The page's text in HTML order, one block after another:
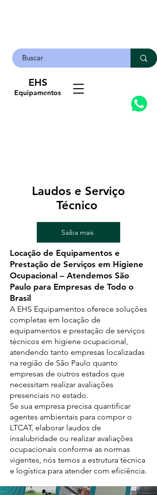
EHS
Equipamentos
Laudos e Serviço
Técnico
Saiba mais
Locação de Equipamentos e
Prestação de Serviços em Higiene
Ocupacional – Atendemos São
Paulo para Empresas de Todo o
Brasil
A EHS Equipamentos oferece soluções
completas em locação de
equipamentos e prestação de serviços
técnicos em higiene ocupacional,
atendendo tanto empresas localizadas
na região de São Paulo quanto
empresas de outros estados que
necessitam realizar avaliações
presenciais no estado.
Se sua empresa precisa quantificar
agentes ambientais para compor o
LTCAT, elaborar laudos de
insalubridade ou realizar avaliações
ocupacionais conforme as normas
vigentes, nós temos a estrutura técnica
e logística para atender com eficiência.